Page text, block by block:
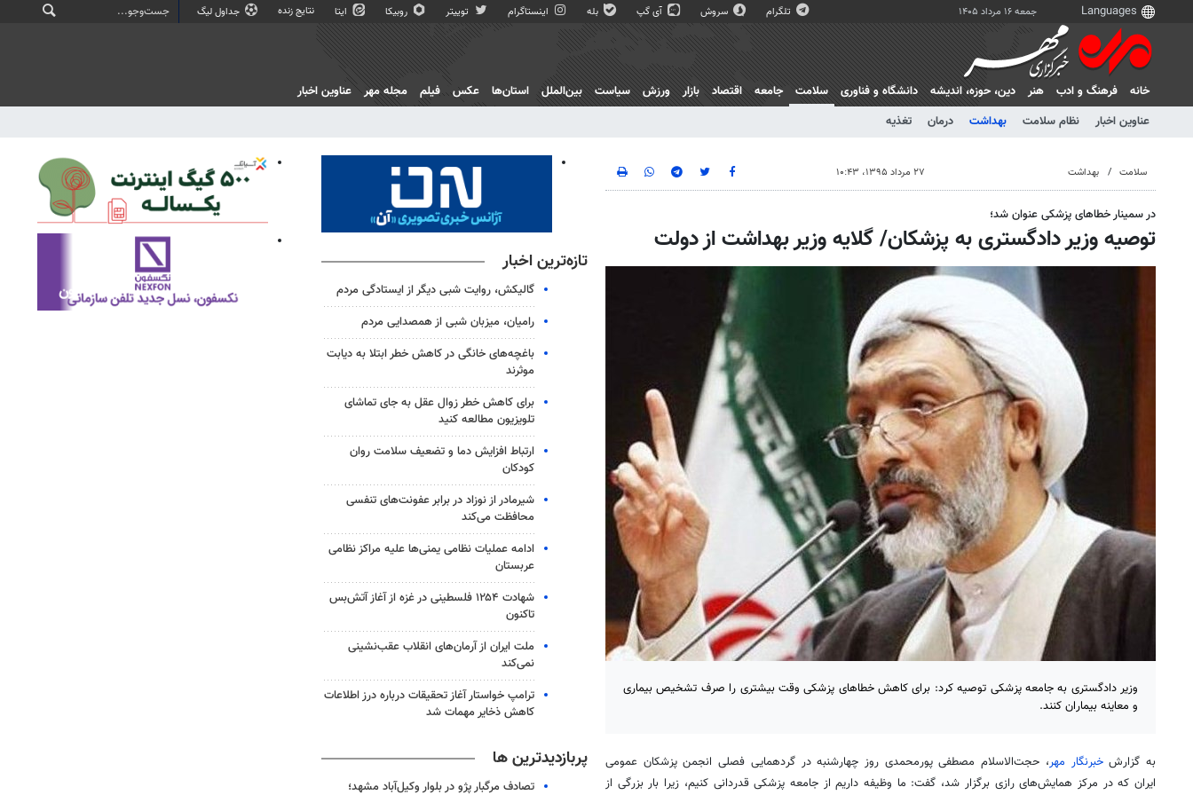
جمعه ۱۶ مرداد ۱۴۰۵ تلگرام سروش آی گپ بله اینستاگرام توییتر روبیکا ایتا نتایج زنده جداول لیگ
خانه فرهنگ و ادب هنر دين، حوزه، انديشه دانشگاه و فناوری
سلامت
عناوین اخبار
نظام سلامت بهداشت درمان تغذیه
جامعه اقتصاد بازار ورزش سیاست بین‌الملل استان‌ها عکس فیلم مجله مهر عناوین اخبار
سلامت بهداشت ۲۷ مرداد ۱۳۹۵، ۱۰:۴۳
در سمینار خطاهای پزشکی عنوان شد؛
توصیه وزیر دادگستری به پزشکان/ گلایه وزیر بهداشت از دولت
وزیر دادگستری به جامعه پزشکی توصیه کرد: برای کاهش خطاهای پزشکی وقت بیشتری را صرف تشخیص بیماری
و معاینه بیماران کنند.
به گزارشخبرنگار مهر، حجت‌الاسلام مصطفی پورمحمدی روز چهارشنبه در گردهمایی فصلی انجمن پزشکان عمومی
ایران که در مرکز همایش‌های رازی برگزار شد، گفت: ما وظیفه داریم از جامعه پزشکی قدردانی کنیم، زیرا بار بزرگی از
تازه‌ترین اخبار
گالیکش، روایت شبی دیگر از ایستادگی مردم
رامیان، میزبان شبی از همصدایی مردم
باغچه‌های خانگی در کاهش خطر ابتلا به دیابت
موثرند
برای کاهش خطر زوال عقل به جای تماشای
تلویزیون مطالعه کنید
ارتباط افزایش دما و تضعیف سلامت روان
کودکان
شیرمادر از نوزاد در برابر عفونت‌های تنفسی
محافظت می‌کند
ادامه عملیات نظامی یمنی‌ها علیه مراکز نظامی
عربستان
شهادت ۱۲۵۴ فلسطینی در غزه از آغاز آتش‌بس
تاکنون
ملت ایران از آرمان‌های انقلاب عقب‌نشینی
نمی‌کند
ترامپ خواستار آغاز تحقیقات درباره درز اطلاعات
کاهش ذخایر مهمات شد
پربازدیدترین ها
تصادف مرگبار پژو در بلوار وکیل‌آباد مشهد؛